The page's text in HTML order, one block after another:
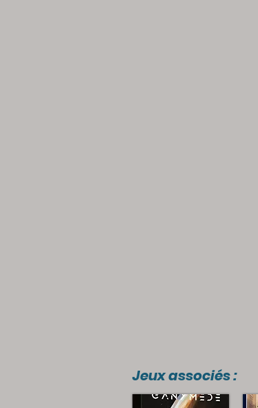
Jeux associés :